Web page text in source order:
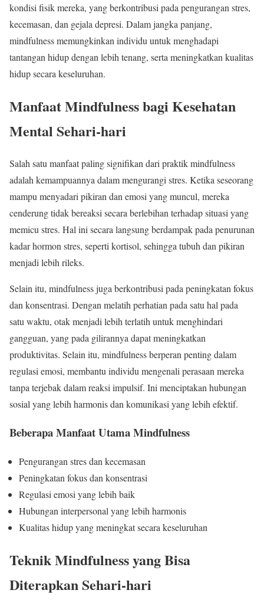
kondisi fisik mereka, yang berkontribusi pada pengurangan stres,
kecemasan, dan gejala depresi. Dalam jangka panjang,
mindfulness memungkinkan individu untuk menghadapi
tantangan hidup dengan lebih tenang, serta meningkatkan kualitas
hidup secara keseluruhan.
Manfaat Mindfulness bagi Kesehatan
Mental Sehari-hari
Salah satu manfaat paling signifikan dari praktik mindfulness
adalah kemampuannya dalam mengurangi stres. Ketika seseorang
mampu menyadari pikiran dan emosi yang muncul, mereka
cenderung tidak bereaksi secara berlebihan terhadap situasi yang
memicu stres. Hal ini secara langsung berdampak pada penurunan
kadar hormon stres, seperti kortisol, sehingga tubuh dan pikiran
menjadi lebih rileks.
Selain itu, mindfulness juga berkontribusi pada peningkatan fokus
dan konsentrasi. Dengan melatih perhatian pada satu hal pada
satu waktu, otak menjadi lebih terlatih untuk menghindari
gangguan, yang pada gilirannya dapat meningkatkan
produktivitas. Selain itu, mindfulness berperan penting dalam
regulasi emosi, membantu individu mengenali perasaan mereka
tanpa terjebak dalam reaksi impulsif. Ini menciptakan hubungan
sosial yang lebih harmonis dan komunikasi yang lebih efektif.
Beberapa Manfaat Utama Mindfulness
Pengurangan stres dan kecemasan
Peningkatan fokus dan konsentrasi
Regulasi emosi yang lebih baik
Hubungan interpersonal yang lebih harmonis
Kualitas hidup yang meningkat secara keseluruhan
Teknik Mindfulness yang Bisa
Diterapkan Sehari-hari